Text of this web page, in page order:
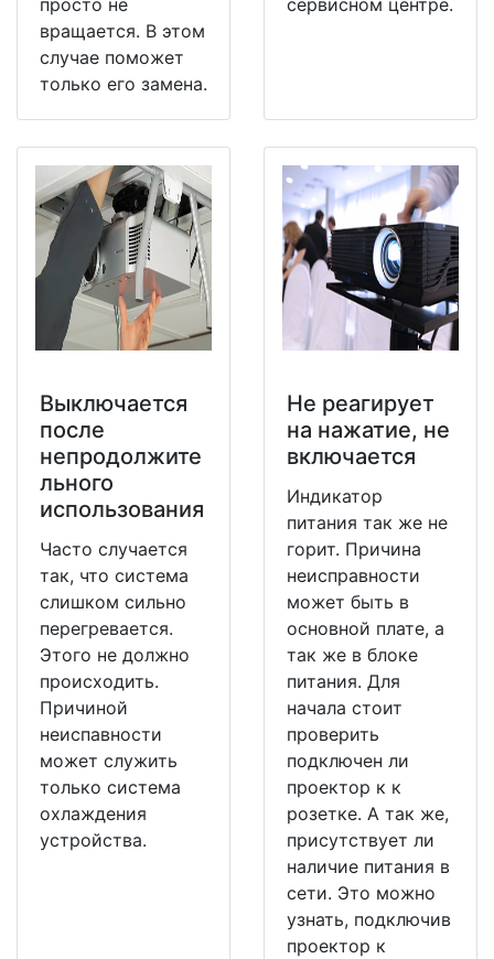
вращается. В этом
случае поможет
только его замена.
Выключается
после
непродолжите
льного
использования
Часто случается
так, что система
слишком сильно
перегревается.
Этого не должно
происходить.
Причиной
неиспавности
может служить
только система
охлаждения
устройства.
Не реагирует
на нажатие, не
включается
Индикатор
питания так же не
горит. Причина
неисправности
может быть в
основной плате, а
так же в блоке
питания. Для
начала стоит
проверить
подключен ли
проектор к к
розетке. А так же,
присутствует ли
наличие питания в
сети. Это можно
узнать, подключив
проектор к